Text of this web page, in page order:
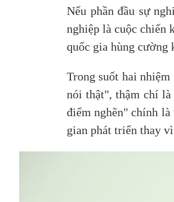
Nếu phần đầu sự
nghiệp là cuộc chiến
quốc gia hùng cường
Trong suốt hai
nói thật", thậm chí là
điểm nghẽn" chính là
gian phát triển thay